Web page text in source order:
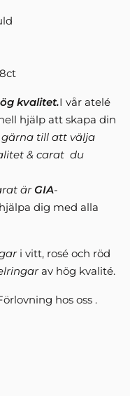
kvalitet.I vår atelé
hjälp att skapa din
till att välja
& carat du
ärGIA-
dig med alla
i vitt, rosé och röd
av hög kvalité.
hos oss .